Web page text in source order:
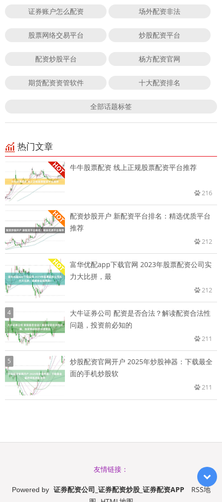
证券账户怎么配资 场外配资非法
股票网络交易平台 炒股配资平台
配资炒股平台 杨方配资官网
期货配资资管软件 十大配资排名
全部话题标签
热门文章
牛牛股票配资 线上正规股票配资平台推荐
216
配资炒股开户 新配资平台排名：精选优质平台
推荐
212
富华优配app下载官网 2023年股票配资公司实
力大比拼，最
212
4
大牛证券公司 配资是否合法？解读配资合法性
问题，投资前必知的
211
5
炒股配资官网开户 2025年炒股神器：下载最全
面的手机炒股软
211
友情链接：
Powered by 证券配资公司_证券配资炒股_证券配资APP
RSS地